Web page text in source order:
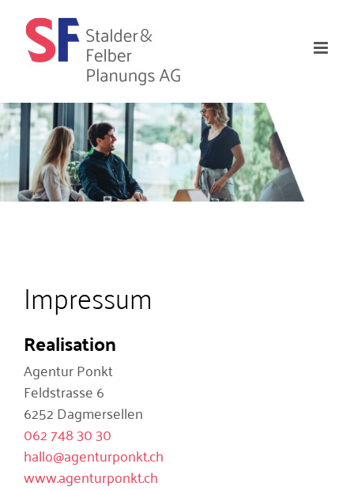
Inhalt
springen
Impressum
Realisation
Agentur Ponkt
Feldstrasse 6
6252 Dagmersellen
062 748 30 30
hallo@agenturponkt.ch
www.agenturponkt.ch